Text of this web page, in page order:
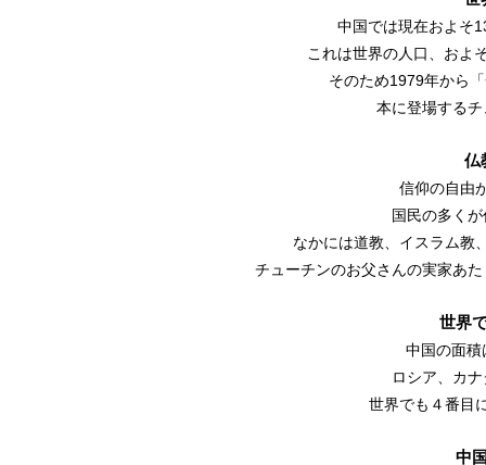
中国では現在およそ
これは世界の人口、およ
そのため1979年から
本に登場する
仏
信仰の自由
国民の多く
なかには道教、イスラム教
チューチンのお父さんの実家あ
世界
中国の面
ロシア、カ
世界でも４番目
中